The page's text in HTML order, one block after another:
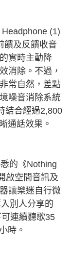
(1)
饋及反饋收音
實時主動降
消除。不過，
常自然，差點
噪音消除系統
結合經過2,800
通話效果。
的《Nothing
啟空間音訊及
讓樂迷自行微
別人分享的
連續聽歌35
時。